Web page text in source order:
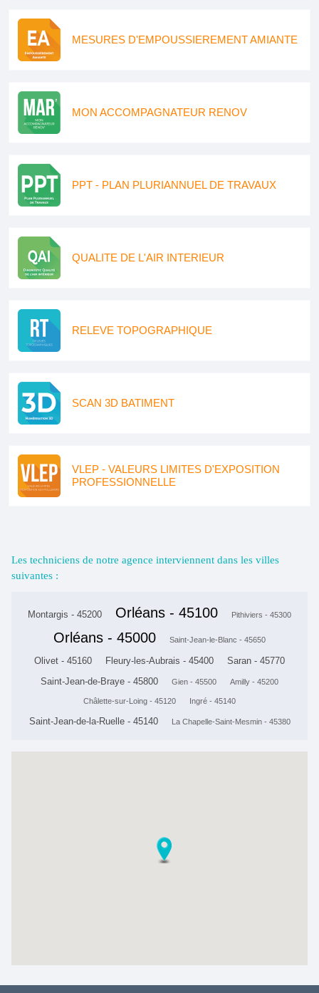
MESURES D'EMPOUSSIEREMENT AMIANTE
MON ACCOMPAGNATEUR RENOV
PPT - PLAN PLURIANNUEL DE TRAVAUX
QUALITE DE L'AIR INTERIEUR
RELEVE TOPOGRAPHIQUE
SCAN 3D BATIMENT
VLEP - VALEURS LIMITES D'EXPOSITION
PROFESSIONNELLE
Les techniciens de notre agence interviennent dans les villes
suivantes :
Montargis - 45200 Orléans - 45100 Pithiviers - 45300
Orléans - 45000 Saint-Jean-le-Blanc - 45650
Olivet - 45160 Fleury-les-Aubrais - 45400
Saran - 45770
Saint-Jean-de-Braye - 45800
Gien - 45500 Amilly - 45200
Châlette-sur-Loing - 45120 Ingré - 45140
Saint-Jean-de-la-Ruelle - 45140 La Chapelle-Saint-Mesmin - 45380